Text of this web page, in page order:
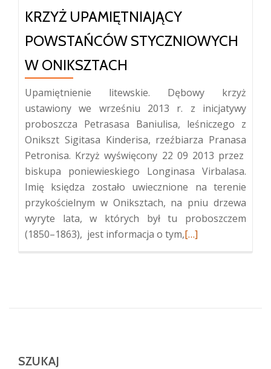
KRZYŻ UPAMIĘTNIAJĄCY
POWSTAŃCÓW STYCZNIOWYCH
W ONIKSZTACH
Upamiętnienie litewskie. Dębowy krzyż
ustawiony we wrześniu 2013 r. z inicjatywy
proboszcza Petrasasa Baniulisa, leśniczego z
Onikszt Sigitasa Kinderisa, rzeźbiarza Pranasa
Petronisa. Krzyż wyświęcony 22 09 2013 przez
biskupa poniewieskiego Longinasa Virbalasa.
Imię księdza zostało uwiecznione na terenie
przykościelnym w Oniksztach, na pniu drzewa
wyryte lata, w których był tu proboszczem
(1850–1863), jest informacja o tym,Więcej
w
[…]
SZUKAJ